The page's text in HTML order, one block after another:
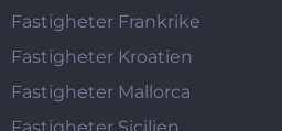
Fastigheter Frankrike
Fastigheter Kroatien
Fastigheter Mallorca
Fastigheter Sicilien